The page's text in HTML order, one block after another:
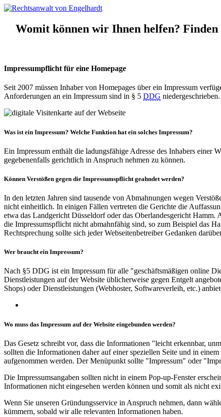
Womit können wir Ihnen helfen? Finden
Impressumpflicht für eine Homepage
Seit 2007 müssen Inhaber von Homepages über ein Impressum
Anforderungen an ein Impressum sind in § 5 DDG niedergeschrieben.
Was ist ein Impressum? Welche Funktion hat ein solches Impressum?
Ein Impressum enthält die ladungsfähige Adresse des Inhabers einer
gegebenenfalls gerichtlich in Anspruch nehmen zu können.
Können Verstößen gegen die Impressumspflicht geahndet werden?
In den letzten Jahren sind tausende von Abmahnungen wegen
nicht einheitlich. In einigen Fällen vertreten die Gerichte die
etwa das Landgericht Düsseldorf oder das Oberlandesgericht Hamm.
die Impressumspflicht nicht abmahnfähig sind, so zum Beispiel das
Rechtsprechung sollte sich jeder Webseitenbetreiber Gedanken
Wer brauchtein Impressum?
Nach §5 DDG ist ein Impressum für alle "geschäftsmäßigen online
Dienstleistungen auf der Website üblicherweise gegen Entgelt
Shops) oder Dienstleistungen (Webhoster, Softwareverleih, etc.)
Wo muss das Impressum auf der Website eingebunden werden?
Das Gesetz schreibt vor, dass die Informationen "leicht erkennbar,
sollten die Informationen daher auf einer speziellen Seite und in
aufgenommen werden. Der Menüpunkt sollte "Impressum" oder
Die Impressumsangaben sollten nicht in einem Pop-up-Fenster
Informationen nicht eingesehen werden können und somit als nicht
Wenn Sie unseren Gründungsservice in Anspruch nehmen, dann
kümmern, sobald wir alle relevanten Informationen haben.